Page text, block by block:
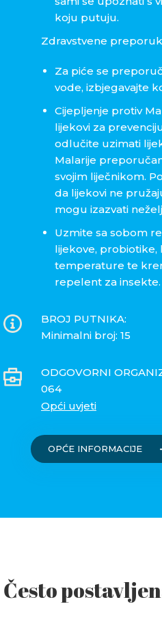
koju putuju.
Zdravstvene
Za piće se
vode, izbjegavajte
Cijepljenje protiv
lijekovi za
odlučite uzimati
Malarije
svojim liječnikom.
da lijekovi ne
mogu izazvati
Uzmite sa sobom
lijekove, probiotike,
temperature te
repelent za insekte.
BROJ PUTNIKA:
Minimalni broj: 15
ODGOVORNI
064
Opći uvjeti
OPĆE INFORMACIJE
Često